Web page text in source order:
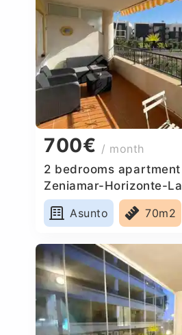
700€ / month
2 bedrooms
Zeniamar-Horizonte-
Spain
Asunto
70m2